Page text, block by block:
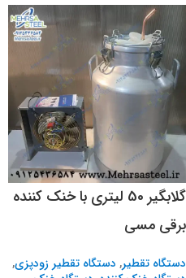
گلابگیر 50 لیتری با خنک کننده
برقی مسی
دستگاه تقطیر, دستگاه تقطیر زودپزی,